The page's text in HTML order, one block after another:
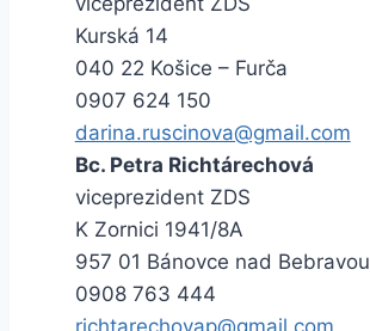
Kurská 14
040 22 Košice – Furča
0907 624 150
darina.ruscinova@gmail.com
Bc. Petra Richtárechová
viceprezident ZDS
K Zornici 1941/8A
957 01 Bánovce nad Bebravou
0908 763 444